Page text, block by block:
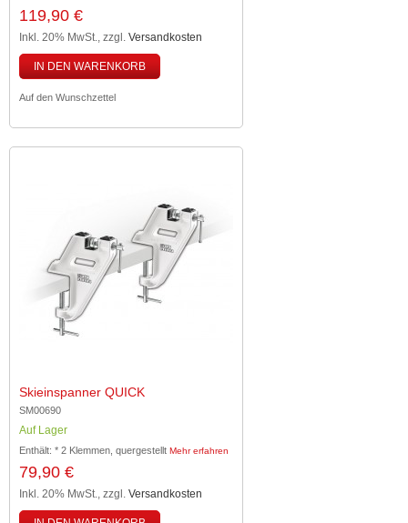
119,90 €
Inkl. 20% MwSt., zzgl. Versandkosten
IN DEN WARENKORB
Auf den Wunschzettel
Skieinspanner QUICK
SM00690
Auf Lager
Enthält: * 2 Klemmen, quergestellt Mehr erfahren
79,90 €
Inkl. 20% MwSt., zzgl. Versandkosten